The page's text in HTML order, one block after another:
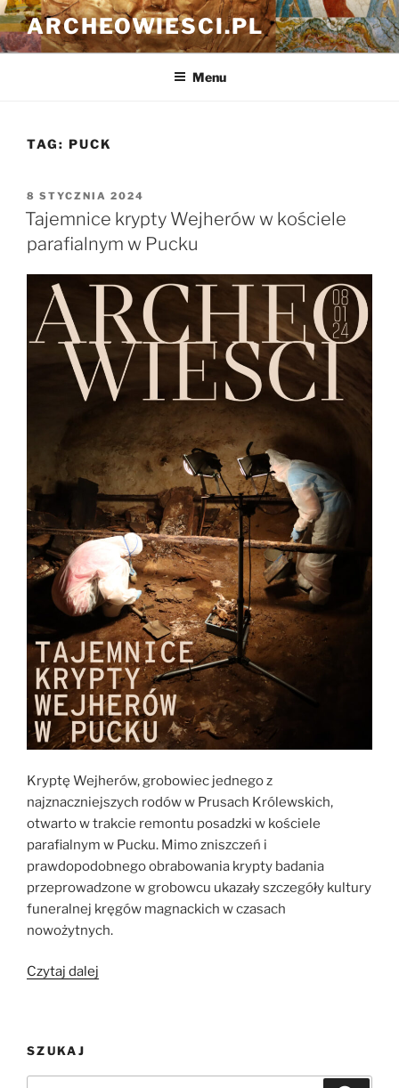
Przejdź
do
treści
ARCHEOWIESCI.PL
Menu
TAG: PUCK
OPUBLIKOWANE
W
8 STYCZNIA 2024
Tajemnice krypty Wejherów w kościele
parafialnym w Pucku
Kryptę Wejherów, grobowiec jednego z
najznaczniejszych rodów w Prusach Królewskich,
otwarto w trakcie remontu posadzki w kościele
parafialnym w Pucku. Mimo zniszczeń i
prawdopodobnego obrabowania krypty badania
przeprowadzone w grobowcu ukazały szczegóły kultury
funeralnej kręgów magnackich w czasach
nowożytnych.
Czytaj dalej
parafialnym
SZUKAJ